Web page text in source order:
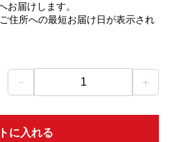
お届けします。
住所への最短お届け日が表示され
－ 1 ＋
に入れる